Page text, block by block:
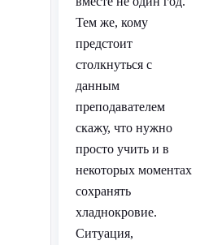
Тем же, кому
предстоит
столкнуться с
данным
преподавателем
скажу, что нужно
просто учить и в
некоторых моментах
сохранять
хладнокровие.
Ситуация,